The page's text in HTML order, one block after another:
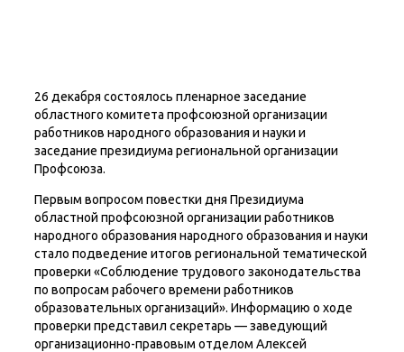
26 декабря состоялось пленарное заседание
областного комитета профсоюзной организации
работников народного образования и науки и
заседание президиума региональной организации
Профсоюза.
Первым вопросом повестки дня Президиума
областной профсоюзной организации работников
народного образования народного образования и науки
стало подведение итогов региональной тематической
проверки «Соблюдение трудового законодательства
по вопросам рабочего времени работников
образовательных организаций». Информацию о ходе
проверки представил секретарь — заведующий
организационно-правовым отделом Алексей